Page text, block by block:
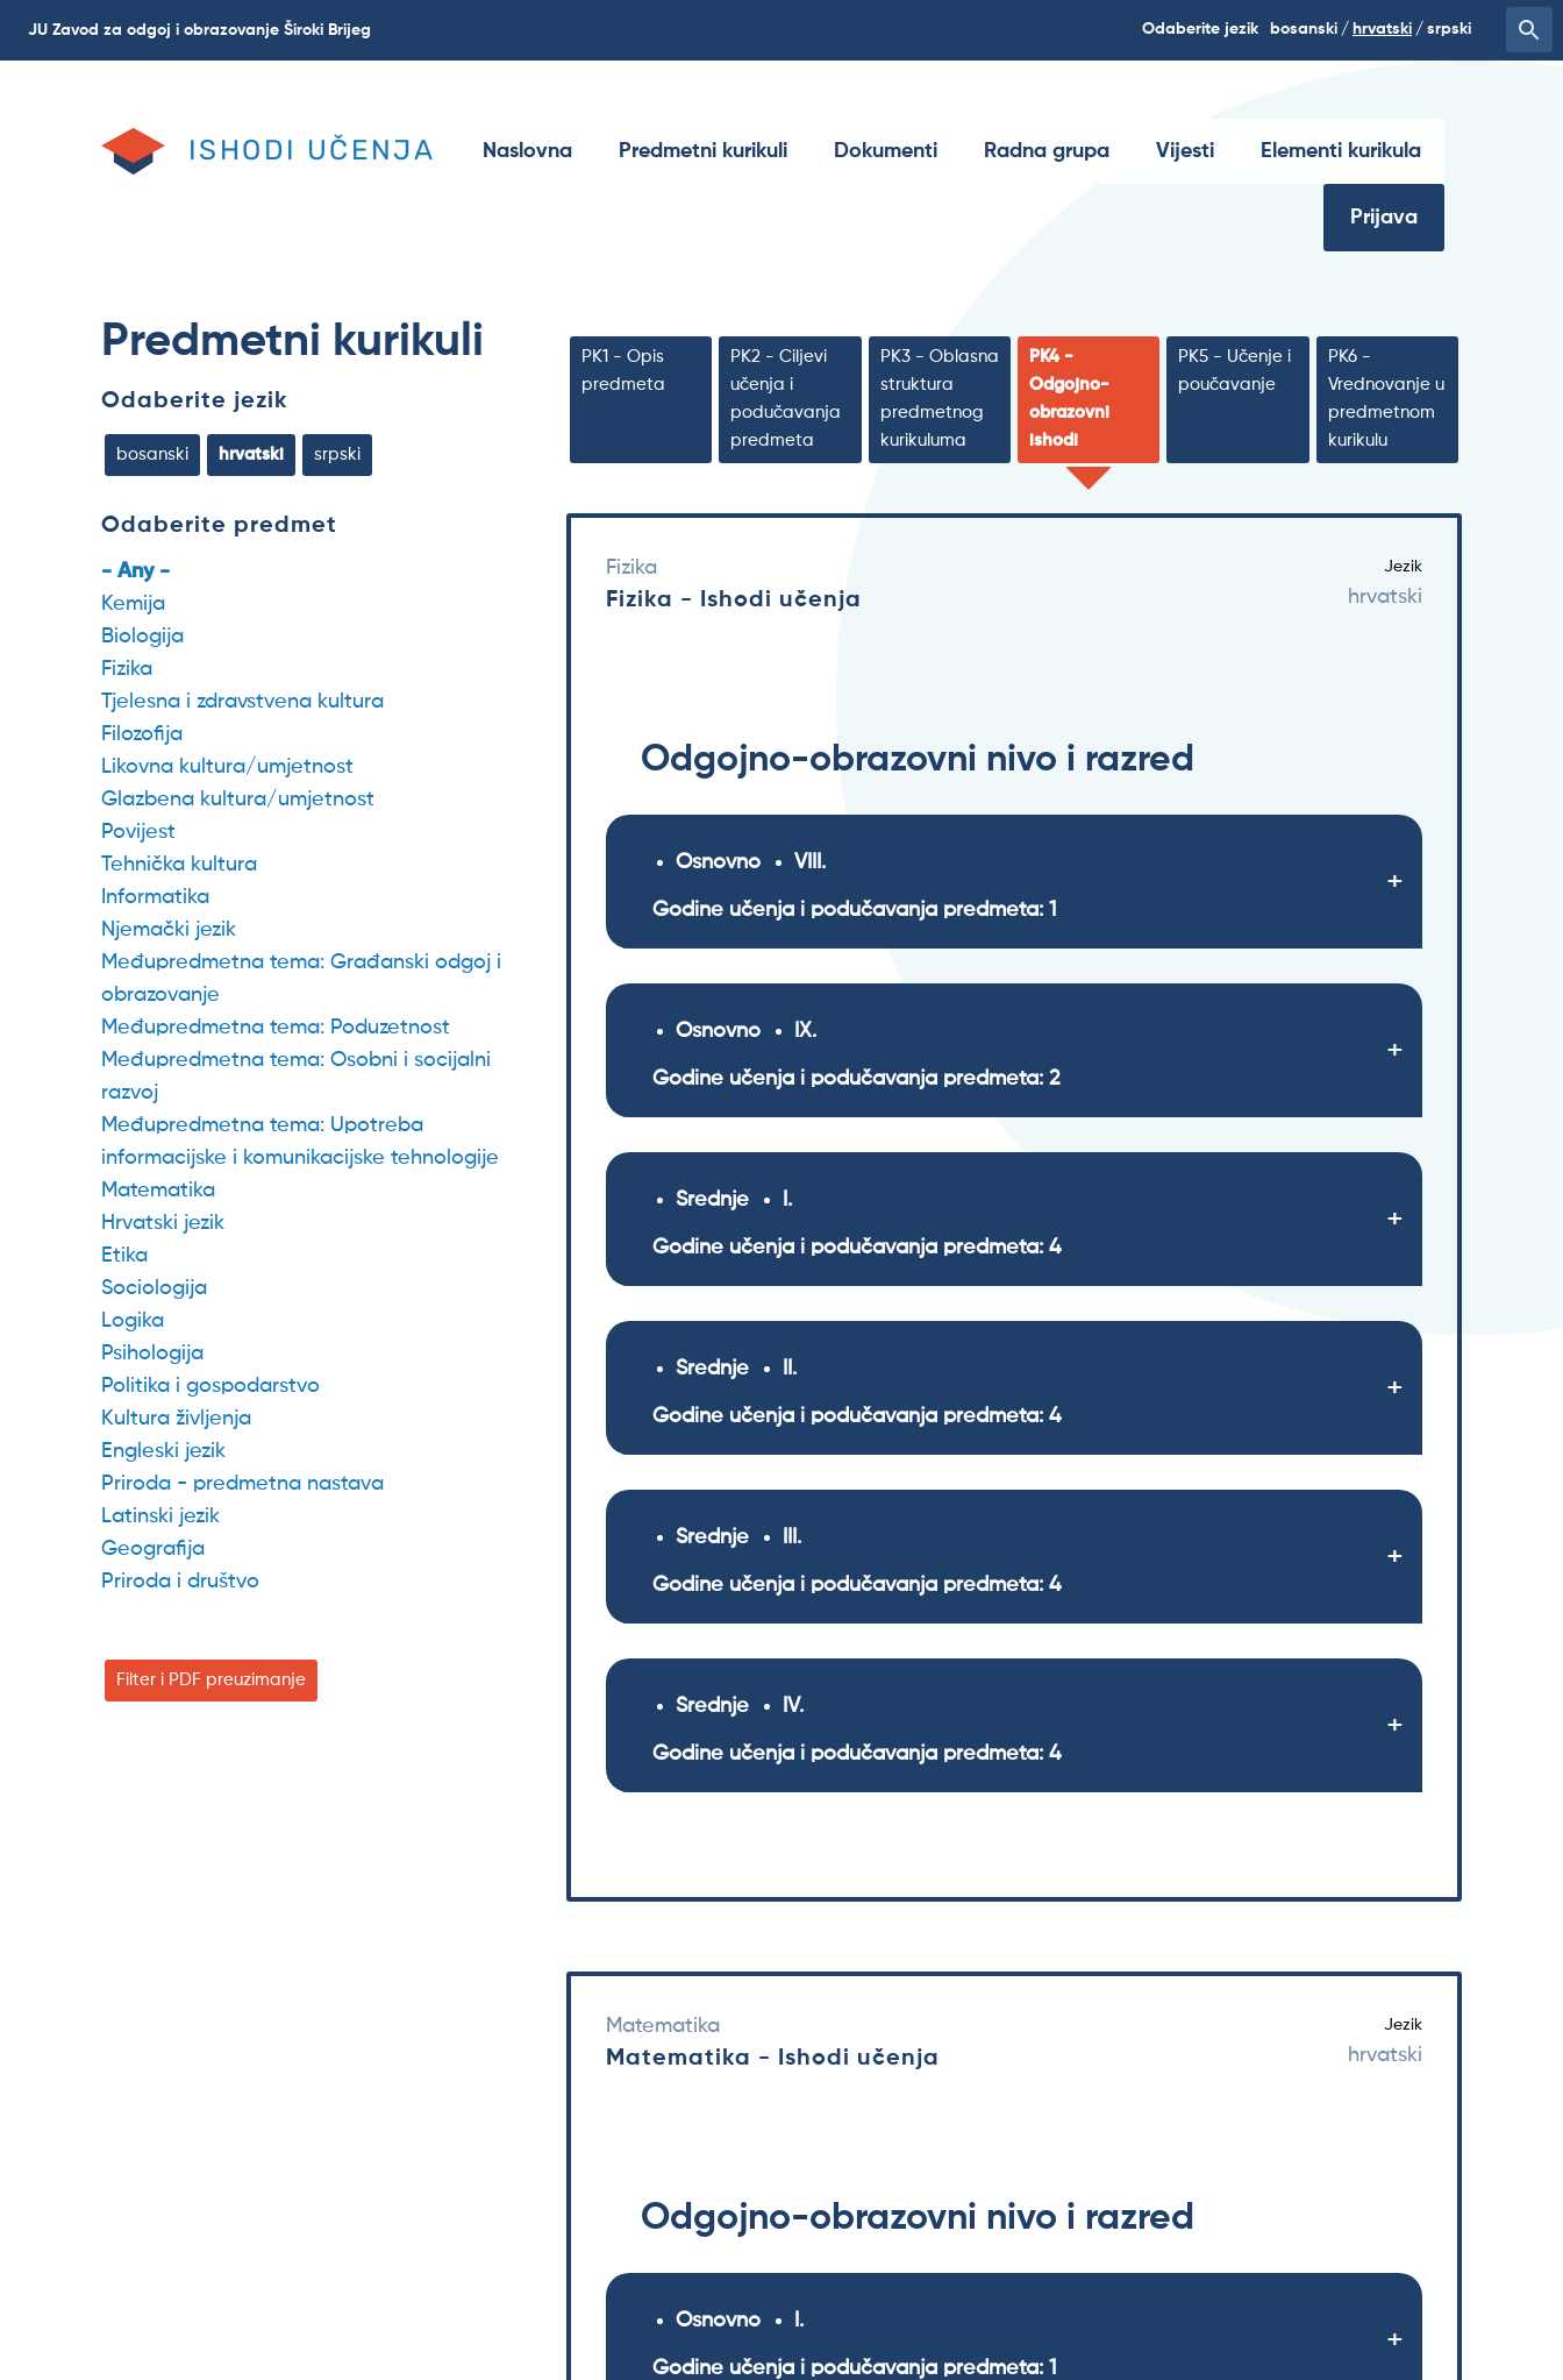
JU Zavod za odgoj i obrazovanje Široki Brijeg Odaberite jezik bosanski hrvatski srpski
ISHODI UČENJA Naslovna Predmetni kurikuli Dokumenti Radna grupa Vijesti Elementi kurikula
Prijava
PK1 - Opis
predmeta
PK2 - Ciljevi
učenja i
podučavanja
predmeta
PK3 - Oblasna
struktura
predmetnog
kurikuluma
PK4 -
Odgojno-
obrazovni
ishodi
PK5 - Učenje i
poučavanje
PK6 -
Vrednovanje u
predmetnom
kurikulu
Fizika
Fizika - Ishodi učenja
Jezik
hrvatski
Odgojno-obrazovni nivo i razred
Osnovno VIII
Godine učenja i podučavanja predmeta: 1
Osnovno IX
Godine učenja i podučavanja predmeta: 2
Srednje
Godine učenja i podučavanja predmeta: 4
Srednje
Godine učenja i podučavanja predmeta: 4
Srednje
Godine učenja i podučavanja predmeta: 4
Srednje IV
Godine učenja i podučavanja predmeta: 4
Matematika
Matematika - Ishodi učenja
Jezik
hrvatski
Odgojno-obrazovni nivo i razred
Osnovno
Godine učenja i podučavanja predmeta: 1
Predmetni kurikuli
Odaberite jezik
bosanski hrvatski srpski
Odaberite predmet
- Any -
Kemija
Biologija
Fizika
Tjelesna i zdravstvena kultura
Filozofija
Likovna kultura/umjetnost
Glazbena kultura/umjetnost
Povijest
Tehnička kultura
Informatika
Njemački jezik
Međupredmetna tema: Građanski odgoj i
obrazovanje
Međupredmetna tema: Poduzetnost
Međupredmetna tema: Osobni i socijalni
razvoj
Međupredmetna tema: Upotreba
informacijske i komunikacijske tehnologije
Matematika
Hrvatski jezik
Etika
Sociologija
Logika
Psihologija
Politika i gospodarstvo
Kultura življenja
Engleski jezik
Priroda - predmetna nastava
Latinski jezik
Geografija
Priroda i društvo
Filter i PDF preuzimanje